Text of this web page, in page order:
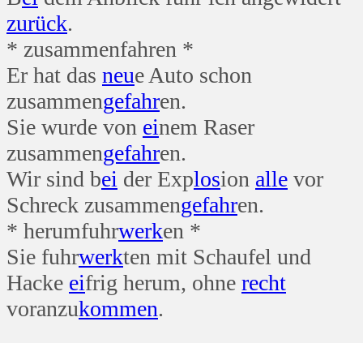
zurück.
* zusammenfahren *
Er hat das neue Auto schon
zusammengefahren.
Sie wurde von einem Raser
zusammengefahren.
Wir sind bei der Explosion alle vor
Schreck zusammengefahren.
* herumfuhrwerken *
Sie fuhrwerkten mit Schaufel und
Hacke eifrig herum, ohne recht
voranzukommen.